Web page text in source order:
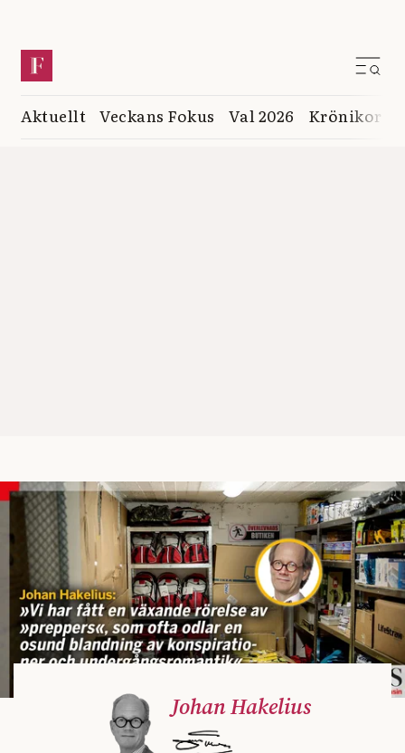
Aktuellt Veckans Fokus Val 2026 Krönikor
Johan Hakelius